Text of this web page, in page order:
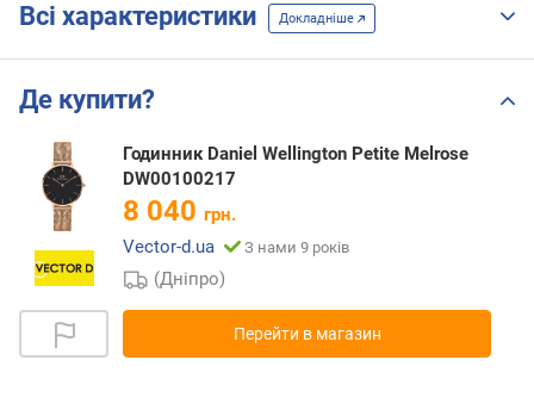
Всі характеристики Докладніше
Де купити?
Годинник Daniel Wellington Petite Melrose
DW00100217
8 040 грн.
Vector-d.ua
З нами 9 років
(Дніпро)
Перейти в магазин